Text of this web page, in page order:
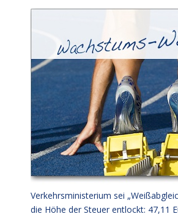
Verkehrsministerium sei
die Höhe der Steuer entlockt: 47,11